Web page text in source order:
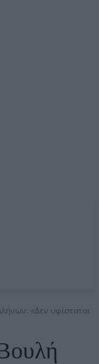
«Δεν υφίσταται